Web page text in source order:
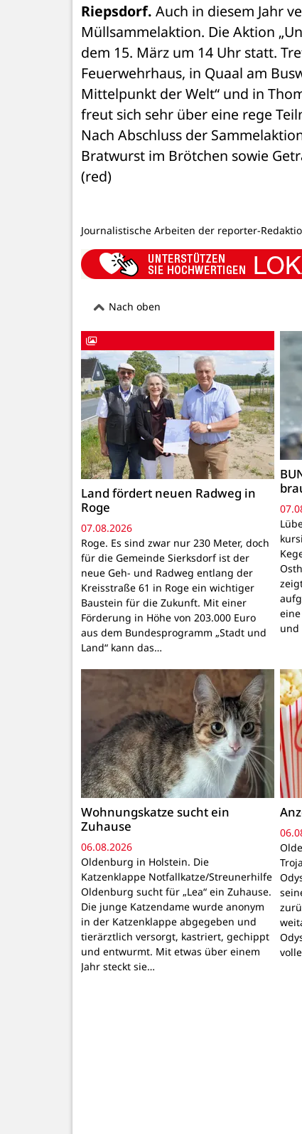
Riepsdorf. Auch in diesem Jahr
Müllsammelaktion. Die Aktion
dem 15. März um 14 Uhr statt.
Feuerwehrhaus, in Quaal am
Mittelpunkt der Welt“ und in
freut sich sehr über eine rege
Nach Abschluss der
Bratwurst im Brötchen sowie
(red)
Journalistische Arbeiten der reporter-
Nach oben
Land fördert neuen Radweg in
Roge
07.08.2026
Roge. Es sind zwar nur 230 Meter, doch
für die Gemeinde Sierksdorf ist der
neue Geh- und Radweg entlang der
Kreisstraße 61 in Roge ein wichtiger
Baustein für die Zukunft. Mit einer
Förderung in Höhe von 203.000 Euro
aus dem Bundesprogramm „Stadt und
Land“ kann das…
und
Wohnungskatze sucht ein
Zuhause
06.08.2026
Oldenburg in Holstein. Die
Katzenklappe Notfallkatze/Streunerhilfe
Oldenburg sucht für „Lea“ ein Zuhause.
Die junge Katzendame wurde anonym
in der Katzenklappe abgegeben und
tierärztlich versorgt, kastriert, gechippt
und entwurmt. Mit etwas über einem
Jahr steckt sie…